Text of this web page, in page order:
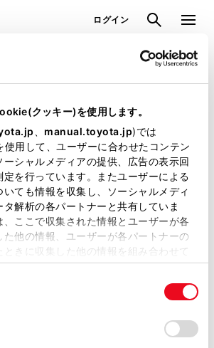
クッキー)を使用します。
manual.toyota.jp)では
用して、ユーザーに合わせたコンテン
ーシャルメディアの提供、広告の表示回
を行っています。またユーザーによる
ても情報を収集し、ソーシャルメディ
解析の各パートナーと共有していま
ここで収集された情報とユーザーが各
た他の情報、ユーザーが各パートナーの
ときに収集した他の情報を組み合わせて
す。当ウェブサイトの使用を続行する
クッキー)が保存されることに同
す。Cookie(クッキー)のオプトアウト、
ログイン 検索 メニュ
トピックス
ュレーション
レーションのデータが
きませんでした。
店までお問合せくださ
ュレーショントップへ